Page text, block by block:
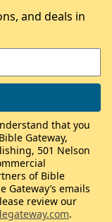
and deals in
that you
Gateway,
501 Nelson
of Bible
Gateway’s emails
review our
.